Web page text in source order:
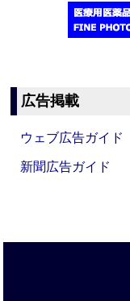
広告掲載
ウェブ広告ガイド
新聞広告ガイド